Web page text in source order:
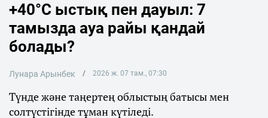
+40°C ыстық пен дауыл: 7
тамызда ауа райы қандай
болады?
Лунара Арынбек 2026 ж. 07 там., 07:30
Түнде және таңертең облыстың батысы мен
солтүстігінде тұман күтіледі.